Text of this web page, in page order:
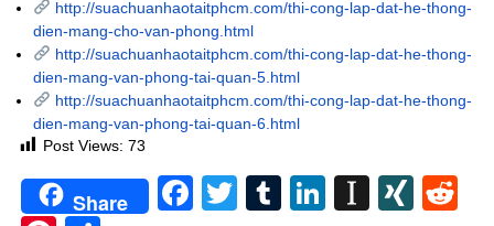
http://suachuanhaotaitphcm.com/thi-cong-lap-dat-he-thong-
dien-mang-cho-van-phong.html
http://suachuanhaotaitphcm.com/thi-cong-lap-dat-he-thong-
dien-mang-van-phong-tai-quan-5.html
http://suachuanhaotaitphcm.com/thi-cong-lap-dat-he-thong-
dien-mang-van-phong-tai-quan-6.html
Post Views: 73
Share Facebook
TwitterTumblrLinkedIn